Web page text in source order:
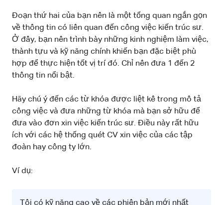
Đoạn thứ hai của bạn nên là một tổng quan ngắn gọn
về thông tin có liên quan đến công việc kiến trúc sư.
Ở đây, bạn nên trình bày những kinh nghiệm làm việc,
thành tựu và kỹ năng chính khiến bạn đặc biệt phù
hợp để thực hiện tốt vị trí đó. Chỉ nên đưa 1 đến 2
thông tin nổi bật.
Hãy chú ý đến các từ khóa được liệt kê trong mô tả
công việc và đưa những từ khóa mà bạn sở hữu để
đưa vào đơn xin việc kiến trúc sư. Điều này rất hữu
ích với các hệ thống quét CV xin việc của các tập
đoàn hay công ty lớn.
Ví dụ:
Tôi có kỹ năng cao về các phiên bản mới nhất